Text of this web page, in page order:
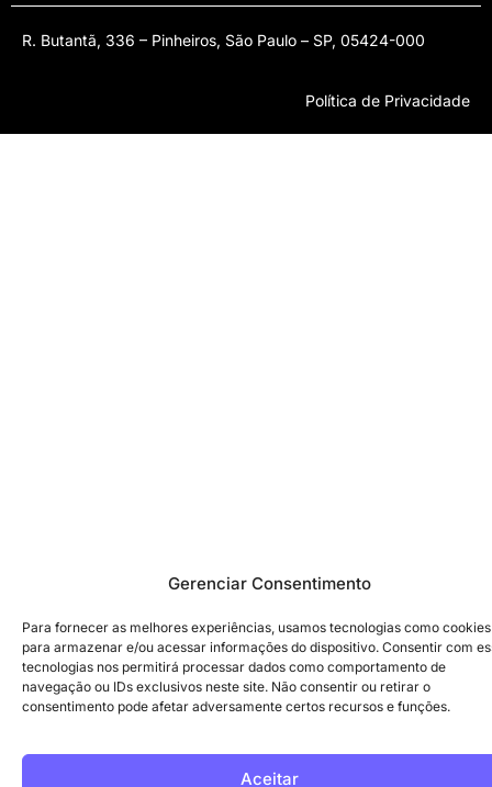
Gerenciar Consentimento
Para fornecer as melhores experiências, usamos tecnologias como cookies
para armazenar e/ou acessar informações do dispositivo. Consentir com
tecnologias nos permitirá processar dados como comportamento de
navegação ou IDs exclusivos neste site. Não consentir ou retirar o
consentimento pode afetar adversamente certos recursos e funções.
Aceitar
R. Butantã, 336 – Pinheiros, São Paulo – SP, 05424-000
Política de Privacidade